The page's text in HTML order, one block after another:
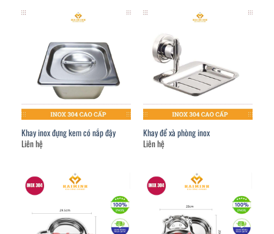
Khay inox đựng kem có nắp đậy
Liên hệ
Khay để xà phòng inox
Liên hệ